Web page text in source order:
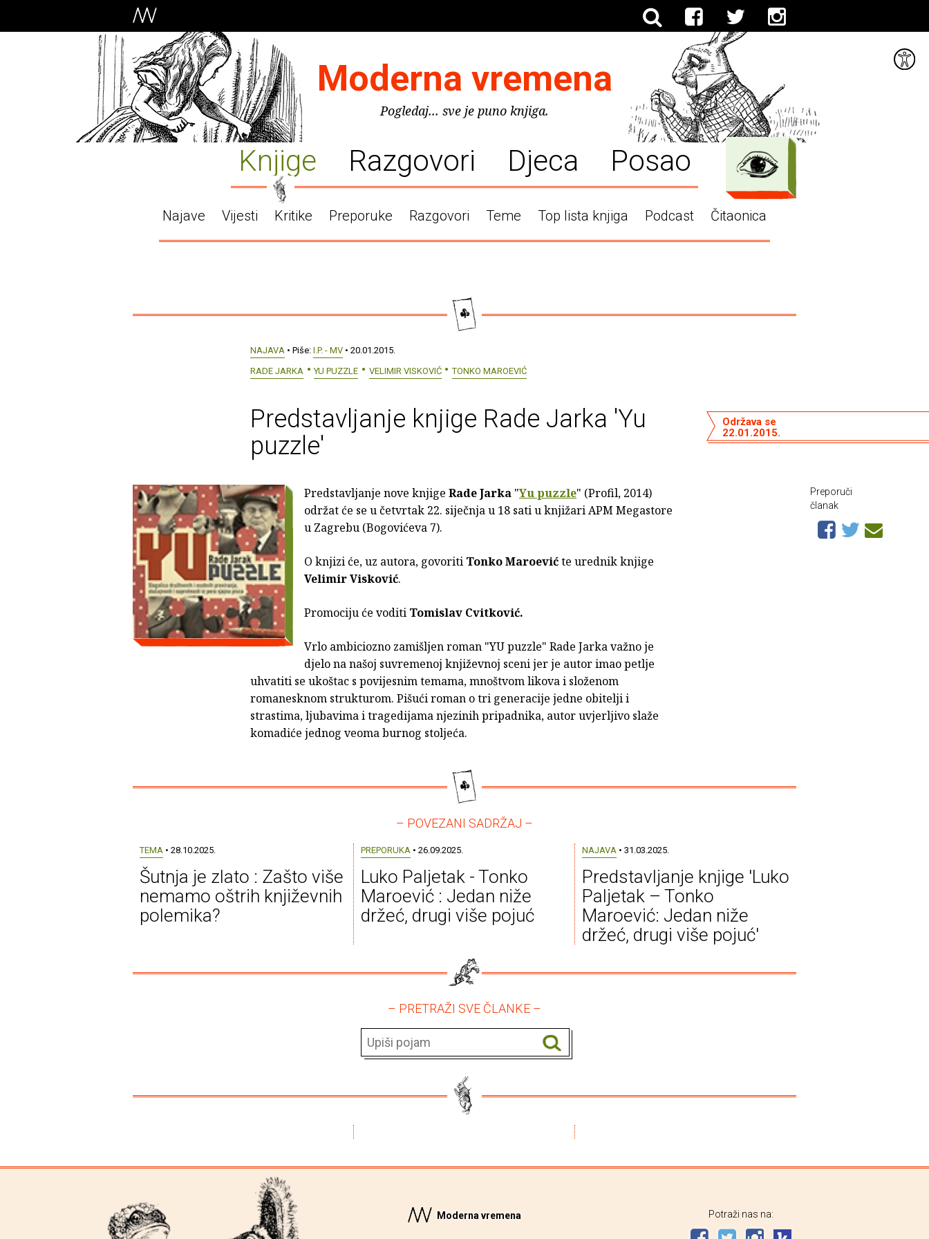
Moderna vremena
Pogledaj... sve je puno knjiga.
Knjige Razgovori Djeca Posao
Najave Vijesti Kritike Preporuke Razgovori Teme Top lista knjiga Podcast Čitaonica
NAJAVA • Piše: I.P. - MV • 20.01.2015.
RADE JARKA
YU PUZZLE VELIMIR VISKOVIĆ TONKO MAROEVIĆ
Predstavljanje knjige Rade Jarka 'Yu
puzzle'
Održava se
22.01.2015.
Predstavljanje nove knjige Rade Jarka "Yu puzzle" (Profil, 2014)
održat će se u četvrtak 22. siječnja u 18 sati u knjižari APM Megastore
u Zagrebu (Bogovićeva 7).
O knjizi će, uz autora, govoriti Tonko Maroevićte urednik knjige
Velimir Visković.
Promociju će voditi Tomislav Cvitković.
Vrlo ambiciozno zamišljen roman "YU puzzle" Rade Jarka važno je
djelo na našoj suvremenoj književnoj sceni jer je autor imao petlje
uhvatiti se ukoštac s povijesnim temama, mnoštvom likova i složenom
romanesknom strukturom. Pišući roman o tri generacije jedne obitelji i
strastima, ljubavima i tragedijama njezinih pripadnika, autor uvjerljivo slaže
komadiće jednog veoma burnog stoljeća.
Preporuči
članak
– POVEZANI SADRŽAJ –
TEMA • 28.10.2025.
Šutnja je zlato : Zašto više
nemamo oštrih književnih
polemika?
PREPORUKA • 26.09.2025.
Luko Paljetak - Tonko
Maroević : Jedan niže
držeć, drugi više pojuć
NAJAVA • 31.03.2025.
Predstavljanje knjige 'Luko
Paljetak – Tonko
Maroević: Jedan niže
držeć, drugi više pojuć'
– PRETRAŽI SVE ČLANKE –
Moderna vremena Potraži nas na: